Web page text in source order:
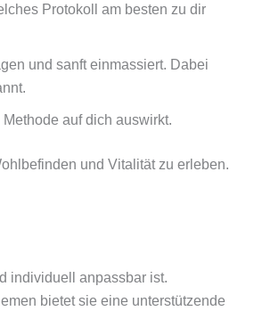
Protokoll am besten zu dir
und sanft einmassiert. Dabei
auf dich auswirkt.
und Vitalität zu erleben.
individuell anpassbar ist.
bietet sie eine unterstützende